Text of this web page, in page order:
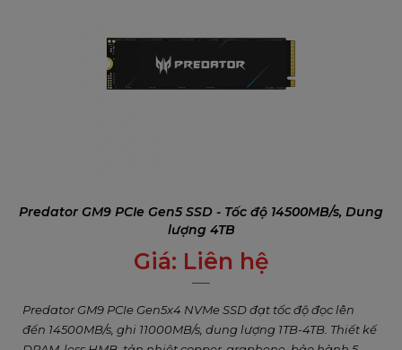
Predator GM9 PCIe Gen5 SSD - Tốc độ 14500MB/s, Dung
lượng 4TB
Giá: Liên hệ
0₫
Predator GM9 PCIe Gen5x4 NVMe SSD đạt tốc độ đọc lên
đến 14500MB/s, ghi 11000MB/s, dung lượng 1TB-4TB. Thiết kế